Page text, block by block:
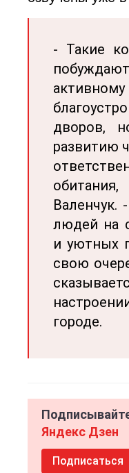
- Такие
дворов,
развитию
Валенчук.
людей на
и уютных
свою
городе.
Яндекс Дзен
Подписаться